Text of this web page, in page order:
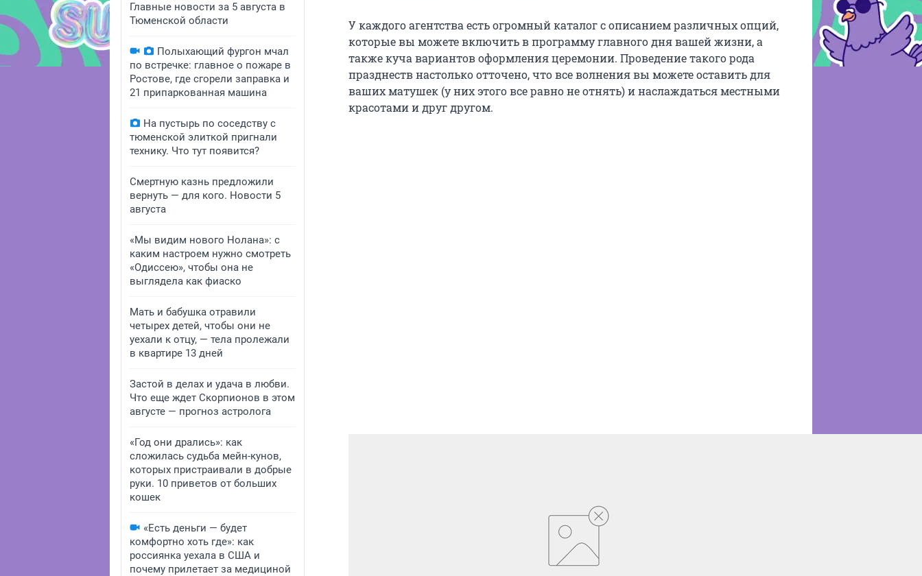
Главные новости за 5 августа в
Тюменской области
Полыхающий фургон мчал
по встречке: главное о пожаре в
Ростове, где сгорели заправка и
21 припаркованная машина
На пустырь по соседству с
тюменской элиткой пригнали
технику. Что тут появится?
Смертную казнь предложили
вернуть — для кого. Новости 5
августа
«Мы видим нового Нолана»: с
каким настроем нужно смотреть
«Одиссею», чтобы она не
выглядела как фиаско
Мать и бабушка отравили
четырех детей, чтобы они не
уехали к отцу, — тела пролежали
в квартире 13 дней
Застой в делах и удача в любви.
Что еще ждет Скорпионов в этом
августе — прогноз астролога
«Год они дрались»: как
сложилась судьба мейн-кунов,
которых пристраивали в добрые
руки. 10 приветов от больших
кошек
«Есть деньги — будет
комфортно хоть где»: как
россиянка уехала в США и
почему прилетает за медициной
У каждого агентства есть огромный каталог с описанием различных опций,
которые вы можете включить в программу главного дня вашей жизни, а
также куча вариантов оформления церемонии. Проведение такого рода
празднеств настолько отточено, что все волнения вы можете оставить для
ваших матушек (у них этого все равно не отнять) и наслаждаться местными
красотами и друг другом.